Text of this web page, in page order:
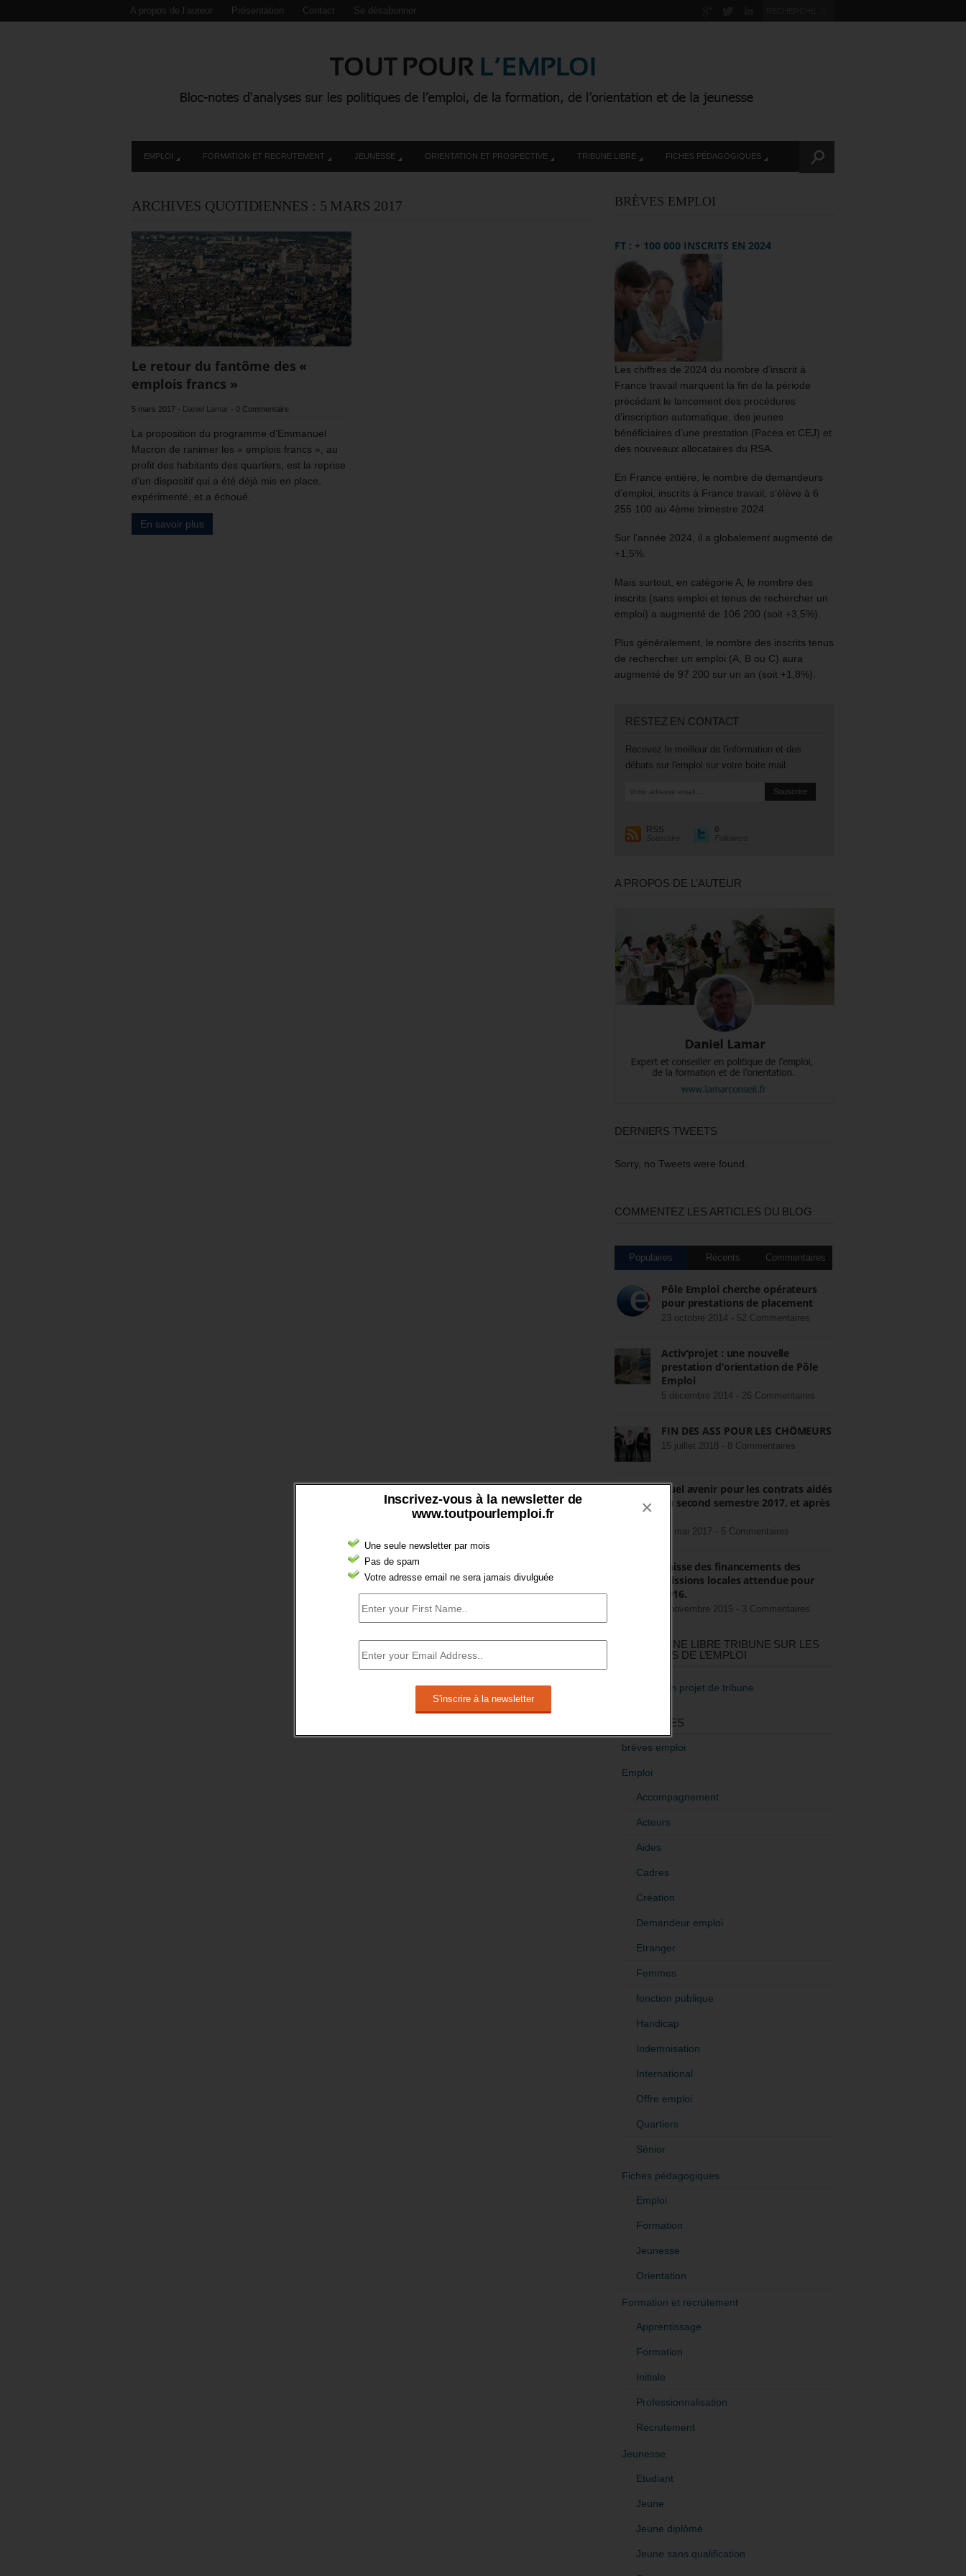
Inscrivez-vous à la newsletter de
www.toutpourlemploi.fr
Une seule newsletter par mois
Pas de spam
Votre adresse email ne sera jamais divulguée
×
A propos de l’auteur Présentation Contact Se désabonner
EMPLOI FORMATION ET RECRUTEMENT JEUNESSE ORIENTATION ET PROSPECTIVE TRIBUNE LIBRE FICHES PÉDAGOGIQUES
ARCHIVES QUOTIDIENNES : 5 MARS 2017
Le retour du fantôme des «
emplois francs »
5 mars 2017 - Daniel Lamar - 0 Commentaire
La proposition du programme d’Emmanuel
Macron de ranimer les « emplois francs », au
profit des habitants des quartiers, est la reprise
d’un dispositif qui a été déjà mis en place,
expérimenté, et a échoué.
En savoir plus
BRÈVES EMPLOI
FT : + 100 000 INSCRITS EN 2024
Les chiffres de 2024 du nombre d’inscrit à
France travail marquent la fin de la période
précédant le lancement des procédures
d’inscription automatique, des jeunes
bénéficiaires d’une prestation (Pacea et CEJ) et
des nouveaux allocataires du RSA.
En France entière, le nombre de demandeurs
d’emploi, inscrits à France travail, s’élève à 6
255 100 au 4ème trimestre 2024.
Sur l’année 2024, il a globalement augmenté de
+1,5%.
Mais surtout, en catégorie A, le nombre des
inscrits (sans emploi et tenus de rechercher un
emploi) a augmenté de 106 200 (soit +3,5%).
Plus généralement, le nombre des inscrits tenus
de rechercher un emploi (A, B ou C) aura
augmenté de 97 200 sur un an (soit +1,8%).
RESTEZ EN CONTACT
Recevez le meilleur de l'information et des
débats sur l'emploi sur votre boite mail.
RSS
Souscrire
0
Followers
A PROPOS DE L’AUTEUR
DERNIERS TWEETS
Sorry, no Tweets were found.
COMMENTEZ LES ARTICLES DU BLOG
Populaires Récents Commentaires
Pôle Emploi cherche opérateurs
pour prestations de placement
23 octobre 2014 - 52 Commentaires
Activ’projet : une nouvelle
prestation d’orientation de Pôle
Emploi
5 décembre 2014 - 26 Commentaires
FIN DES ASS POUR LES CHÔMEURS
15 juillet 2018 - 8 Commentaires
Quel avenir pour les contrats aidés
au second semestre 2017, et après
22 mai 2017 - 5 Commentaires
Baisse des financements des
missions locales attendue pour
2016.
3 novembre 2015 - 3 Commentaires
RÉDIGEZ UNE LIBRE TRIBUNE SUR LES
POLITIQUES DE L’EMPLOI
>Décrire mon projet de tribune
CATÉGORIES
brèves emploi
Emploi
Accompagnement
Acteurs
Aides
Cadres
Création
Demandeur emploi
Etranger
Femmes
fonction publique
Handicap
Indemnisation
International
Offre emploi
Quartiers
Sénior
Fiches pédagogiques
Emploi
Formation
Jeunesse
Orientation
Formation et recrutement
Apprentissage
Formation
Initiale
Professionnalisation
Recrutement
Jeunesse
Etudiant
Jeune
Jeune diplômé
Jeune sans qualification